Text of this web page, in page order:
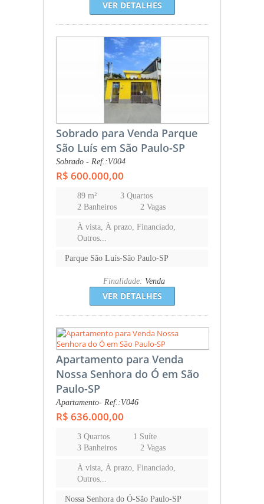
VER DETALHES
Sobrado para Venda Parque
São Luís em São Paulo-SP
Sobrado - Ref.:V004
R$ 600.000,00
89 m²
3 Quartos
2 Banheiros
2 Vagas
À vista, À prazo, Financiado,
Outros...
Parque São Luís-São Paulo-SP
Finalidade: Venda
VER DETALHES
Apartamento para Venda
Nossa Senhora do Ó em São
Paulo-SP
Apartamento- Ref.:V046
R$ 636.000,00
3 Quartos
1 Suíte
3 Banheiros
2 Vagas
À vista, À prazo, Financiado,
Outros...
Nossa Senhora do Ó-São Paulo-SP